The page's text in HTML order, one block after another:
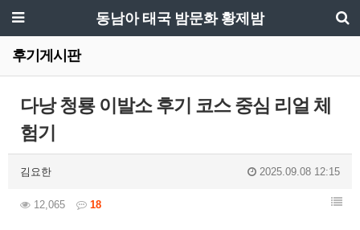
동남아 태국 밤문화 황제밤
후기게시판
다낭 청룡 이발소 후기 코스 중심 리얼 체
험기
김요한 2025.09.08 12:15
12,065 18